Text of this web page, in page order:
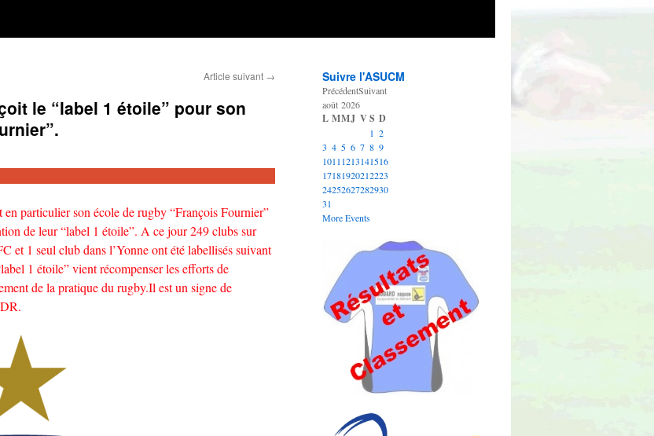
Article suivant →
le “label 1 étoile” pour son
particulier son école de rugby “François Fournier”
de leur “label 1 étoile”. A ce jour 249 clubs sur
et 1 seul club dans l’Yonne ont été labellisés suivant
1 étoile” vient récompenser les efforts de
de la pratique du rugby.Il est un signe de
Suivre l'ASUCM
PrécédentSuivant
août 2026
L MMJ VS D
1 2
3 4 5 6 7 8 9
1011 1213141516
17181920212223
24252627282930
31
More Events